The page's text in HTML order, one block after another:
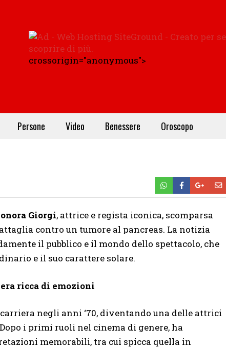
crossorigin="anonymous">
Persone Video Benessere Oroscopo
Giorgi, attrice e regista iconica, scomparsa
contro un tumore al pancreas. La notizia
il pubblico e il mondo dello spettacolo, che
e il suo carattere solare.
ricca di emozioni
negli anni ‘70, diventando una delle attrici
i primi ruoli nel cinema di genere, ha
memorabili, tra cui spicca quella in